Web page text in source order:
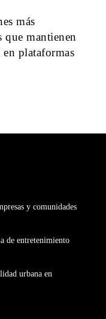
más
que mantienen
plataformas
y comunidades
de entretenimiento
urbana en